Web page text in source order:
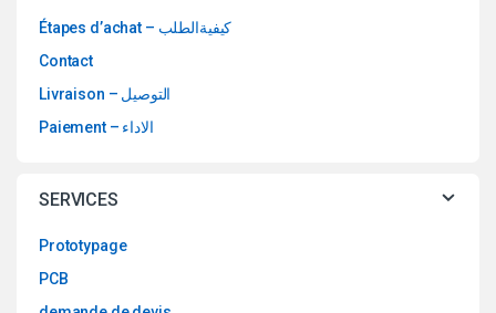
Étapes d’achat – كيفيةالطلب
Contact
Livraison – التوصيل
Paiement – الاداء
SERVICES
Prototypage
PCB